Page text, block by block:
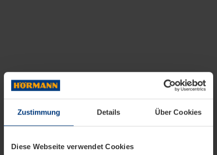
Zustimmung Details Über Cookies
Diese Webseite verwendet Cookies